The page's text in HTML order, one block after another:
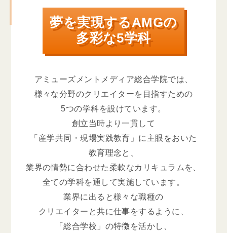
夢を実現するAMGの
多彩な5学科
アミューズメントメディア総合学院では、
様々な分野のクリエイターを目指すための
5つの学科を設けています。
創立当時より一貫して
「産学共同・現場実践教育」に主眼をおいた
教育理念と、
業界の情勢に合わせた柔軟なカリキュラムを、
全ての学科を通して実施しています。
業界に出ると様々な職種の
クリエイターと共に仕事をするように、
「総合学校」の特徴を活かし、